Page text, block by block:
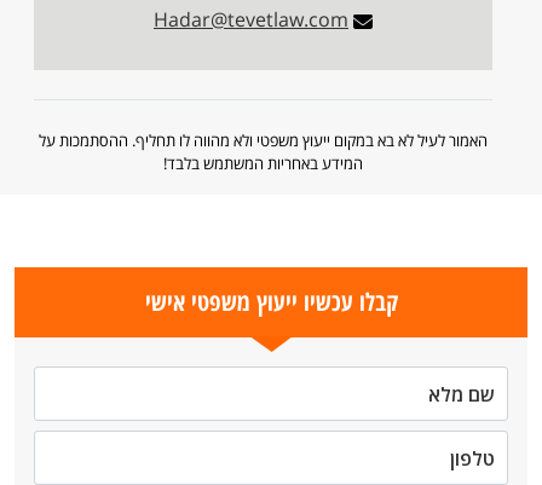
Hadar@tevetlaw.com
האמור לעיל לא בא במקום ייעוץ משפטי ולא מהווה לו תחליף. ההסתמכות על
המידע באחריות המשתמש בלבד!
קבלו עכשיו ייעוץ משפטי אישי